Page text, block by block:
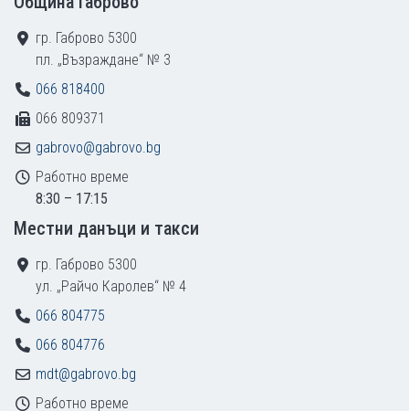
гр. Габрово 5300
пл. „Възраждане“ № 3
066 818400
066 809371
gabrovo@gabrovo.bg
Работно време
8:30 – 17:15
Местни данъци и такси
гр. Габрово 5300
ул. „Райчо Каролев“ № 4
066 804775
066 804776
mdt@gabrovo.bg
Работно време